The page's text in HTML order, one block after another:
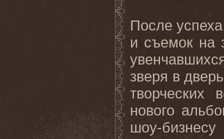
После
и съемок на
зверя в
творческих
нового
шоу-